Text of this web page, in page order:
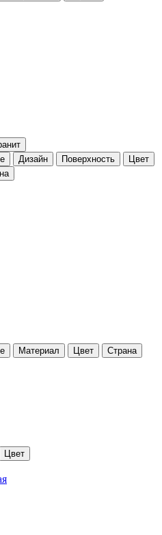
Дизайн Поверхность
Цвет
Материал Цвет Страна
Цвет